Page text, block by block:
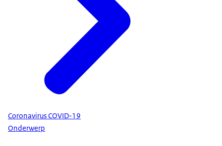
Coronavirus COVID-19
Onderwerp